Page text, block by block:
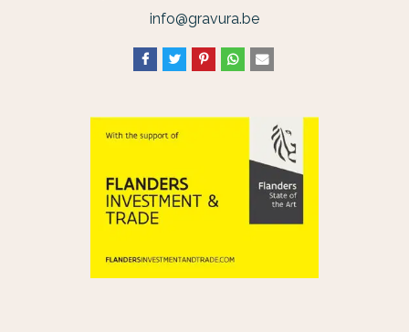
info@gravura.be